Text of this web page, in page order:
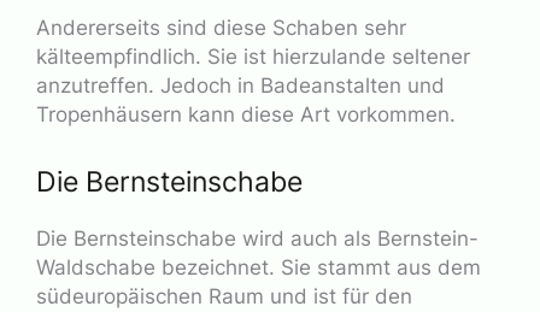
Andererseits sind diese Schaben sehr
kälteempfindlich. Sie ist hierzulande seltener
anzutreffen. Jedoch in Badeanstalten und
Tropenhäusern kann diese Art vorkommen.
Die Bernsteinschabe
Die Bernsteinschabe wird auch als Bernstein-
Waldschabe bezeichnet. Sie stammt aus dem
südeuropäischen Raum und ist für den